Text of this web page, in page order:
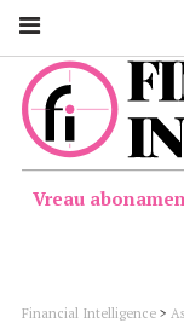
Vreau
Financial Intelligence >